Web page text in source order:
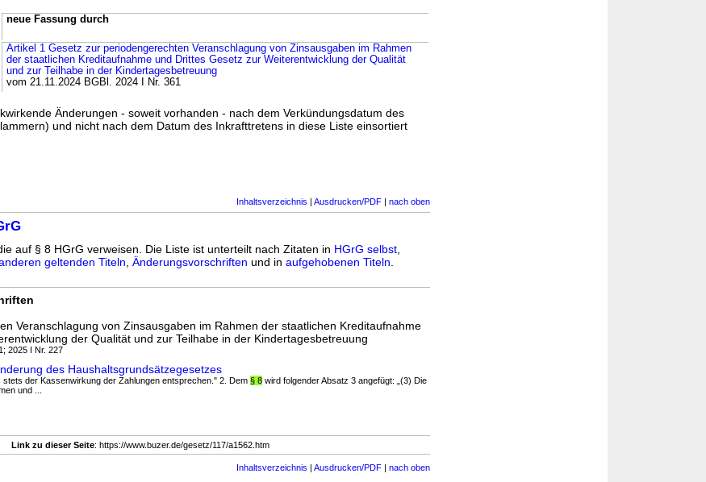
neue Fassung durch
Artikel 1 Gesetz zur periodengerechten Veranschlagung von Zinsausgaben im Rahmen
der staatlichen Kreditaufnahme und Drittes Gesetz zur Weiterentwicklung der Qualität
und zur Teilhabe in der Kindertagesbetreuung
vom 21.11.2024 BGBl. 2024 I Nr. 361
Änderungen - soweit vorhanden - nach dem Verkündungsdatum des
und nicht nach dem Datum des Inkrafttretens in diese Liste einsortiert
Inhaltsverzeichnis | Ausdrucken/PDF | nach oben
auf § 8 HGrG verweisen. Die Liste ist unterteilt nach Zitaten in HGrG selbst
geltenden Titeln Änderungsvorschriften und in aufgehobenen Titeln
Veranschlagung von Zinsausgaben im Rahmen der staatlichen Kreditaufnahme
der Qualität und zur Teilhabe in der Kindertagesbetreuung
2025 I Nr. 227
des Haushaltsgrundsätzegesetzes
stets der Kassenwirkung der Zahlungen entsprechen." 2. Dem § 8 wird folgender Absatz 3 angefügt: „(3) Die
und ...
Link zu dieser Seite: https://www.buzer.de/gesetz/117/a1562.htm
Inhaltsverzeichnis | Ausdrucken/PDF | nach oben